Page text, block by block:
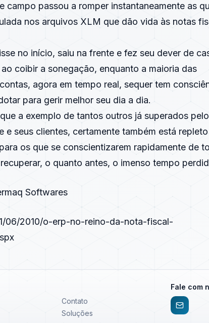
campo passou a romper instantaneamente as
nos arquivos XLM que dão vida às notas
no início, saiu na frente e fez seu dever de
coibir a sonegação, enquanto a maioria das
agora em tempo real, sequer tem
para gerir melhor seu dia a dia.
a exemplo de tantos outros já superados
e seus clientes, certamente também está
os que se conscientizarem rapidamente de
o quanto antes, o imenso tempo
Softwares
06/2010/o-erp-no-reino-da-nota-fiscal-
Contato
Soluções
Fale com